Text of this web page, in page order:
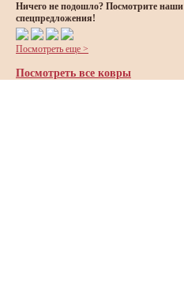
Ничего не подошло? Посмотрите наши
спецпредложения!
Посмотреть еще >
Посмотреть все ковры